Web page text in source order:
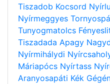
Tiszadob Kocsord
Nyírmeggyes
Tunyogmatolcs
Tiszadada Apagy
Nyírmihálydi
Máriapócs Nyírtass
Aranyosapáti Kék